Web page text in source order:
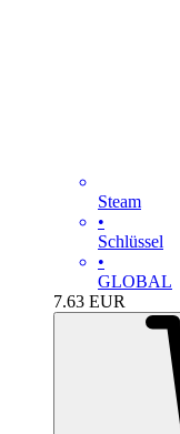
Steam
•
Schlüssel
•
GLOBAL
7.63 EUR